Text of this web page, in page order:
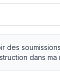
des
dans ma